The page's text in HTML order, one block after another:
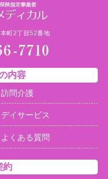
町2丁目52番地
内容
訪問介護
デイサービス
よくある質問
約